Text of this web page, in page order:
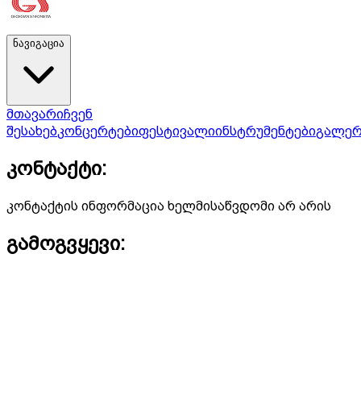
ნავიგაცია
მთავარიჩვენ
შესახებკონცერტებიფესტივალიინსტრუმენტები
კონტაქტი:
კონტაქტის ინფორმაცია ხელმისაწვდომი არ არის
გამოგვყევი: